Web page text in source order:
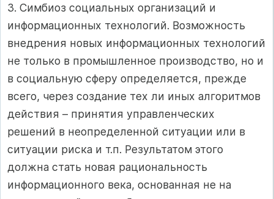
3. Симбиоз социальных организаций и
информационных технологий. Возможность
внедрения новых информационных технологий
не только в промышленное производство, но и
в социальную сферу определяется, прежде
всего, через создание тех ли иных алгоритмов
действия – принятия управленческих
решений в неопределенной ситуации или в
ситуации риска и т.п. Результатом этого
должна стать новая рациональность
информационного века, основанная не на